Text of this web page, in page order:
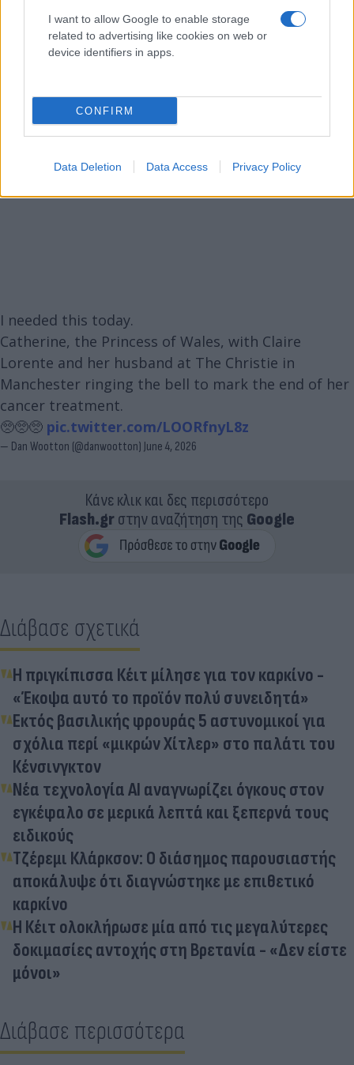
I want to allow Google to enable storage
related to advertising like cookies on web or
device identifiers in apps.
CONFIRM
Data Deletion Data Access Privacy Policy
I needed this today.
Catherine, the Princess of Wales, with Claire
Lorente and her husband at The Christie in
Manchester ringing the bell to mark the end of her
cancer treatment.
🥺🥺🥺 pic.twitter.com/LOORfnyL8z
— Dan Wootton (@danwootton) June 4, 2026
Κάνε κλικ και δες περισσότερο
Flash.grστην αναζήτηση της Google
Διάβασε σχετικά
Η πριγκίπισσα Κέιτ μίλησε για τον καρκίνο -
«Έκοψα αυτό το προϊόν πολύ συνειδητά»
Εκτός βασιλικής φρουράς 5 αστυνομικοί για
σχόλια περί «μικρών Χίτλερ» στο παλάτι του
Κένσινγκτον
Νέα τεχνολογία ΑΙ αναγνωρίζει όγκους στον
εγκέφαλο σε μερικά λεπτά και ξεπερνά τους
ειδικούς
Τζέρεμι Κλάρκσον: Ο διάσημος παρουσιαστής
αποκάλυψε ότι διαγνώστηκε με επιθετικό
καρκίνο
Η Κέιτ ολοκλήρωσε μία από τις μεγαλύτερες
δοκιμασίες αντοχής στη Βρετανία - «Δεν είστε
μόνοι»
Διάβασε περισσότερα